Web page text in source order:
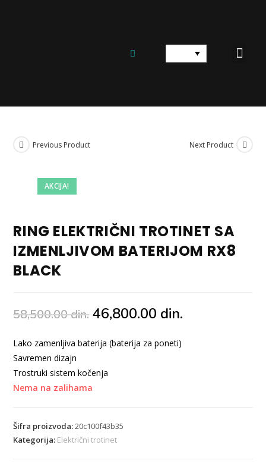
AKCIJA!
Previous Product Next Product
RING ELEKTRIČNI TROTINET SA
IZMENLJIVOM BATERIJOM RX8
BLACK
58,500.00din. 46,800.00 din.
Lako zamenljiva baterija (baterija za poneti)
Savremen dizajn
Trostruki sistem kočenja
Nema na zalihama
Šifra proizvoda:20c100f43b35
Kategorija: Električni trotinet